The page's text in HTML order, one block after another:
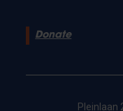
Donate
Pleinlaan